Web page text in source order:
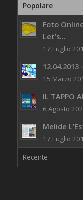
Popolare
Foto
Let’s...
17 Luglio
12.04.2013
15 Marzo
IL TAPPO
6 Agosto
Melide
17 Luglio
Recente